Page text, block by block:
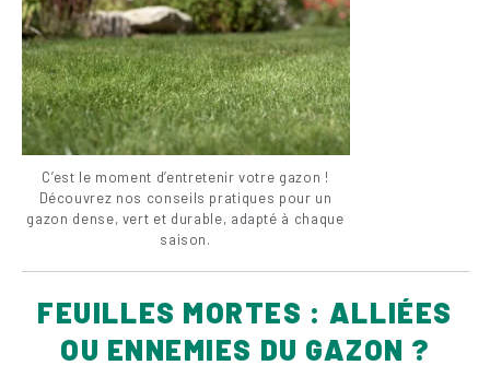
C’est le moment d’entretenir votre gazon !
Découvrez nos conseils pratiques pour un
gazon dense, vert et durable, adapté à chaque
saison.
FEUILLES MORTES : ALLIÉES
OU ENNEMIES DU GAZON ?